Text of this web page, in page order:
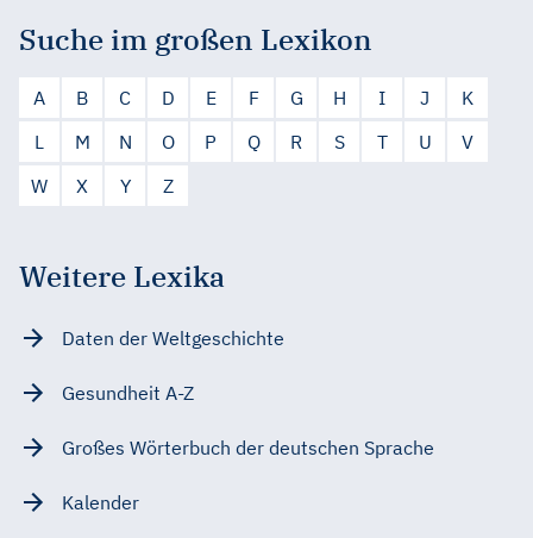
Suche im großen Lexikon
A B C D E F G H I J
K
L
M N O P Q R S T U
V
W
X Y Z
Weitere Lexika
Daten der Weltgeschichte
Gesundheit A-Z
Großes Wörterbuch der deutschen Sprache
Kalender